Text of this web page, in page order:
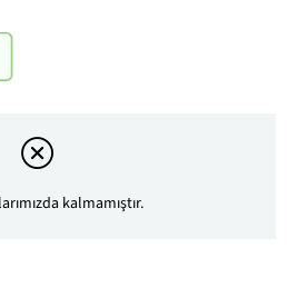
kalmamıştır.